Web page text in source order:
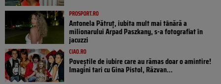
PROSPORT.RO
Antonela Pătruț, iubita mult mai tânără a
milionarului Arpad Paszkany, s-a fotografiat în
jacuzzi
CIAO.RO
Poveştile de iubire care au rămas doar o amintire!
Imagini tari cu Gina Pistol, Răzvan...